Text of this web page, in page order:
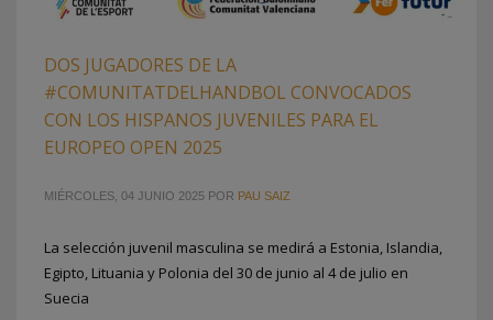
DOS JUGADORES DE LA
#COMUNITATDELHANDBOL CONVOCADOS
CON LOS HISPANOS JUVENILES PARA EL
EUROPEO OPEN 2025
MIÉRCOLES, 04 JUNIO 2025 POR PAU SAIZ
La selección juvenil masculina se medirá a Estonia, Islandia,
Egipto, Lituania y Polonia del 30 de junio al 4 de julio en
Suecia